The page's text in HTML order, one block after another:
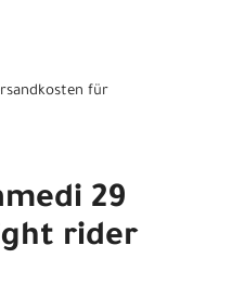
für
29
rider